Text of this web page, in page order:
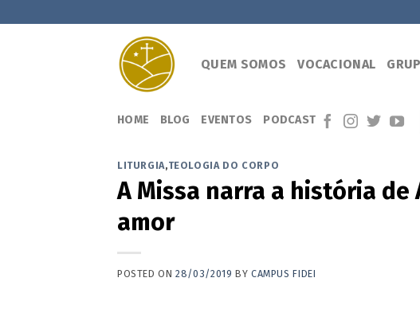
QUEM SOMOS VOCACIONAL
HOME BLOG EVENTOS PODCAST
LITURGIA,TEOLOGIA DO CORPO
A Missa narra a história
amor
POSTED ON28/03/2019 BY CAMPUS FIDEI